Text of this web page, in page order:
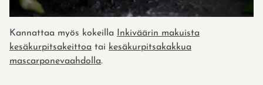
Kannattaa myös kokeilla
Inkiväärin makuista
kesäkurpitsakeittoa tai kesäkurpitsakakkua
mascarponevaahdolla.